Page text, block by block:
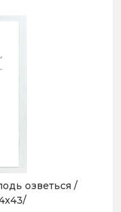
озветься /